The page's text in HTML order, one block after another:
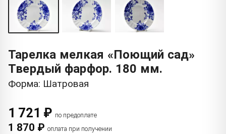
Тарелка мелкая «Поющий сад»
Твердый фарфор. 180 мм.
Форма: Шатровая
1 721 ₽ по предоплате
1 870 ₽ оплата при получении